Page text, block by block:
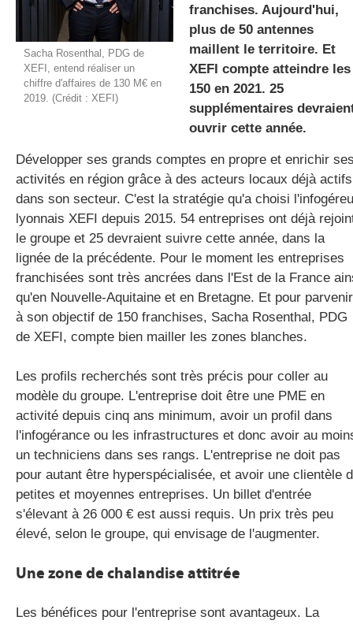
Sacha Rosenthal, PDG de
XEFI, entend réaliser un
chiffre d'affaires de 130 M€ en
2019. (Crédit : XEFI)
franchises. Aujourd'hui,
plus de 50 antennes
maillent le territoire. Et
XEFI compte atteindre les
150 en 2021. 25
supplémentaires
ouvrir cette année.
Développer ses grands comptes en propre et enrichir
activités en région grâce à des acteurs locaux déjà actifs
dans son secteur. C'est la stratégie qu'a choisi
lyonnais XEFI depuis 2015. 54 entreprises ont déjà
le groupe et 25 devraient suivre cette année, dans la
lignée de la précédente. Pour le moment les entreprises
franchisées sont très ancrées dans l'Est de la France
qu'en Nouvelle-Aquitaine et en Bretagne. Et pour parvenir
à son objectif de 150 franchises, Sacha Rosenthal, PDG
de XEFI, compte bien mailler les zones blanches.
Les profils recherchés sont très précis pour coller au
modèle du groupe. L'entreprise doit être une PME en
activité depuis cinq ans minimum, avoir un profil dans
l'infogérance ou les infrastructures et donc avoir au
un techniciens dans ses rangs. L'entreprise ne doit pas
pour autant être hyperspécialisée, et avoir une clientèle
petites et moyennes entreprises. Un billet d'entrée
s'élevant à 26 000 € est aussi requis. Un prix très peu
élevé, selon le groupe, qui envisage de l'augmenter.
Une zone de chalandise attitrée
Les bénéfices pour l'entreprise sont avantageux. La